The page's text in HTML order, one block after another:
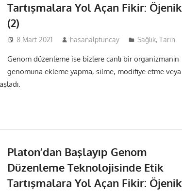
Tartışmalara Yol Açan Fikir: Öjenik
(2)
8 Mart 2021 hasanalptuncay Sağlık,Tarih
Genom düzenleme ise bizlere canlı bir organizmanın
genomuna ekleme yapma, silme, modifiye etme veya
Platon’dan Başlayıp Genom
Düzenleme Teknolojisinde Etik
Tartışmalara Yol Açan Fikir: Öjenik